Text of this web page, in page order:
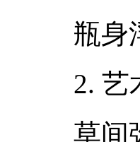
瓶身
2. 艺
草间